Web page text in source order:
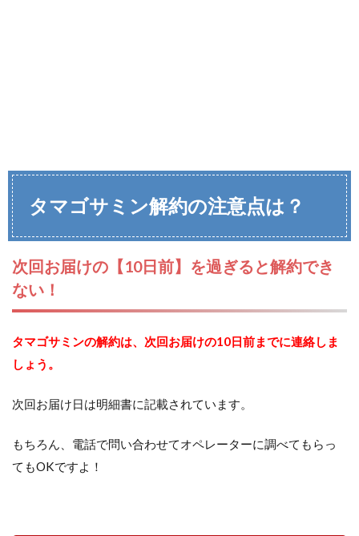
タマゴサミン解約の注意点は？
次回お届けの【10日前】を過ぎると解約でき
ない！
タマゴサミンの解約は、次回お届けの10日前までに連絡しま
しょう。
次回お届け日は明細書に記載されています。
もちろん、電話で問い合わせてオペレーターに調べてもらっ
てもOKですよ！